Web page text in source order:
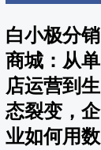
白小极分销
商城：从单
店运营到生
态裂变，企
业如何用数